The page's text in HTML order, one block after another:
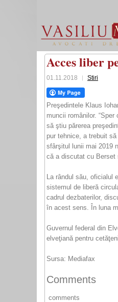
Acces liber
01.11.2018 Stiri
Preşedintele Klaus
muncii românilor.
să ştiu părerea
pur tehnice, a trebuit
sfârşitul lunii mai 2019
că a discutat cu Berset
La rândul său, oficialul
sistemul de liberă
cadrul dezbaterilor,
în acest sens. În luna
Guvernul federal din
elveţiană pentru
Sursa: Mediafax
Comments
comments